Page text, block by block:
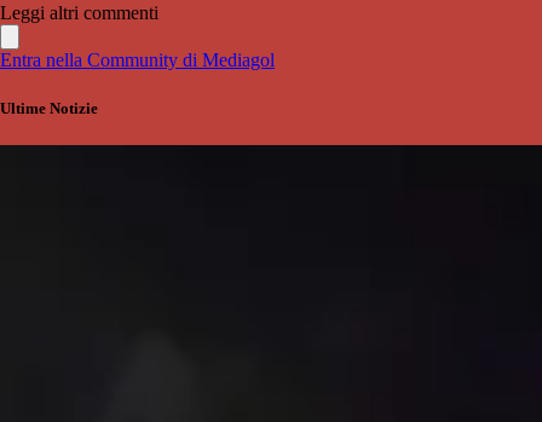
Leggi altri commenti
Entra nella Community di Mediagol
Ultime Notizie